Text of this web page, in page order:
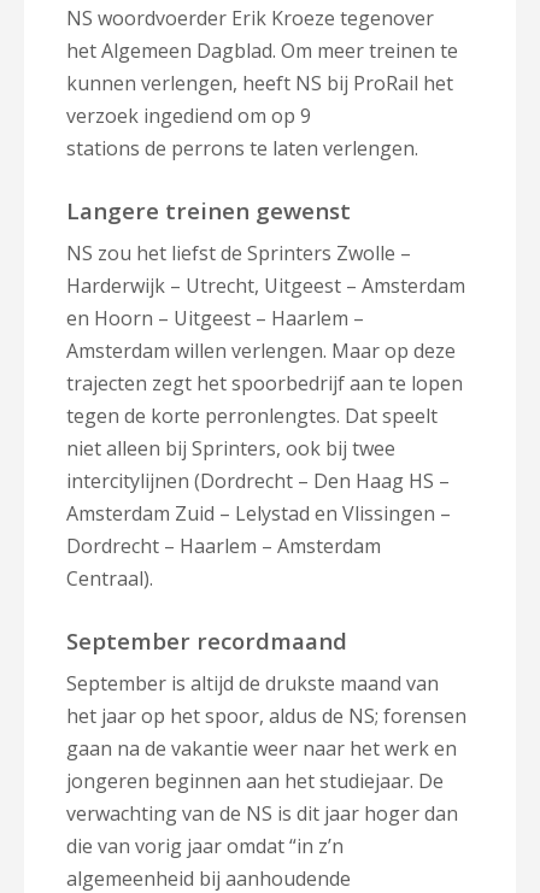
NS woordvoerder Erik Kroeze tegenover
het Algemeen Dagblad. Om meer treinen te
kunnen verlengen, heeft NS bij ProRail het
verzoek ingediend om op 9
stations de perrons te laten verlengen.
Langere treinen gewenst
NS zou het liefst de Sprinters Zwolle –
Harderwijk – Utrecht, Uitgeest – Amsterdam
en Hoorn – Uitgeest – Haarlem –
Amsterdam willen verlengen. Maar op deze
trajecten zegt het spoorbedrijf aan te lopen
tegen de korte perronlengtes. Dat speelt
niet alleen bij Sprinters, ook bij twee
intercitylijnen (Dordrecht – Den Haag HS –
Amsterdam Zuid – Lelystad en Vlissingen –
Dordrecht – Haarlem – Amsterdam
Centraal).
September recordmaand
September is altijd de drukste maand van
het jaar op het spoor, aldus de NS; forensen
gaan na de vakantie weer naar het werk en
jongeren beginnen aan het studiejaar. De
verwachting van de NS is dit jaar hoger dan
die van vorig jaar omdat “in z’n
algemeenheid bij aanhoudende